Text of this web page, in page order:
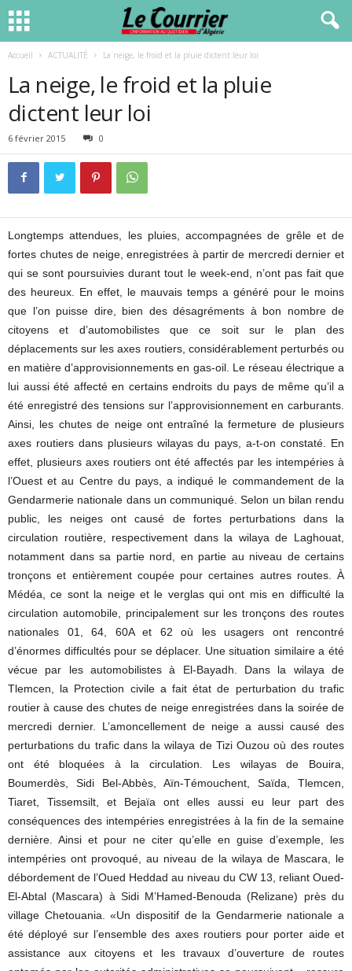
Accueil ACTUALITÉ La neige, le froid et la pluie dictent leur loi
La neige, le froid et la pluie
dictent leur loi
6 février 2015 0
Longtemps attendues, les pluies, accompagnées de grêle et de
fortes chutes de neige, enregistrées à partir de mercredi dernier et
qui se sont poursuivies durant tout le week-end, n’ont pas fait que
des heureux. En effet, le mauvais temps a généré pour le moins
que l’on puisse dire, bien des désagréments à bon nombre de
citoyens et d’automobilistes que ce soit sur le plan des
déplacements sur les axes routiers, considérablement perturbés ou
en matière d’approvisionnements en gas-oil. Le réseau électrique a
lui aussi été affecté en certains endroits du pays de même qu’il a
été enregistré des tensions sur l’approvisionnement en carburants.
Ainsi, les chutes de neige ont entraîné la fermeture de plusieurs
axes routiers dans plusieurs wilayas du pays, a-t-on constaté. En
effet, plusieurs axes routiers ont été affectés par les intempéries à
l’Ouest et au Centre du pays, a indiqué le commandement de la
Gendarmerie nationale dans un communiqué. Selon un bilan rendu
public, les neiges ont causé de fortes perturbations dans la
circulation routière, respectivement dans la wilaya de Laghouat,
notamment dans sa partie nord, en partie au niveau de certains
tronçons et entièrement coupée pour certaines autres routes. À
Médéa, ce sont la neige et le verglas qui ont mis en difficulté la
circulation automobile, principalement sur les tronçons des routes
nationales 01, 64, 60A et 62 où les usagers ont rencontré
d’énormes difficultés pour se déplacer. Une situation similaire a été
vécue par les automobilistes à El-Bayadh. Dans la wilaya de
Tlemcen, la Protection civile a fait état de perturbation du trafic
routier à cause des chutes de neige enregistrées dans la soirée de
mercredi dernier. L’amoncellement de neige a aussi causé des
perturbations du trafic dans la wilaya de Tizi Ouzou où des routes
ont été bloquées à la circulation. Les wilayas de Bouira,
Boumerdès, Sidi Bel-Abbès, Aïn-Témouchent, Saïda, Tlemcen,
Tiaret, Tissemsilt, et Bejaïa ont elles aussi eu leur part des
conséquences des intempéries enregistrées à la fin de la semaine
dernière. Ainsi et pour ne citer qu’elle en guise d’exemple, les
intempéries ont provoqué, au niveau de la wilaya de Mascara, le
débordement de l’Oued Heddad au niveau du CW 13, reliant Oued-
El-Abtal (Mascara) à Sidi M’Hamed-Benouda (Relizane) près du
village Chetouania. «Un dispositif de la Gendarmerie nationale a
été déployé sur l’ensemble des axes routiers pour porter aide et
assistance aux citoyens et les travaux d’ouverture de routes